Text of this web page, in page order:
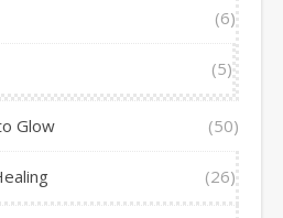
(6)
(5)
Glow (50)
(26)